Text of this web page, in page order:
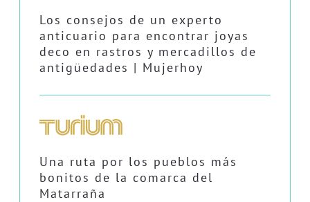
Los consejos de un experto
anticuario para encontrar joyas
deco en rastros y mercadillos de
antigüedades | Mujerhoy
Una ruta por los pueblos más
bonitos de la comarca del
Matarraña